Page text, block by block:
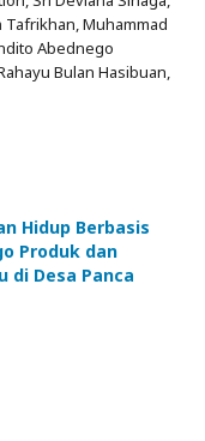
Tafrikhan, Muhammad
Abednego
Bulan Hasibuan,
Hidup Berbasis
Produk dan
di Desa Panca